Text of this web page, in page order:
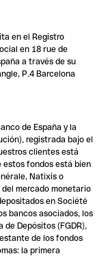
en el Registro
en 18 rue de
a través de su
P.4 Barcelona
de España y la
registrada bajo el
clientes está
estos fondos está bien
Natixis o
mercado monetario
en Société
bancos asociados, los
Depósitos (FGDR),
de los fondos
la primera